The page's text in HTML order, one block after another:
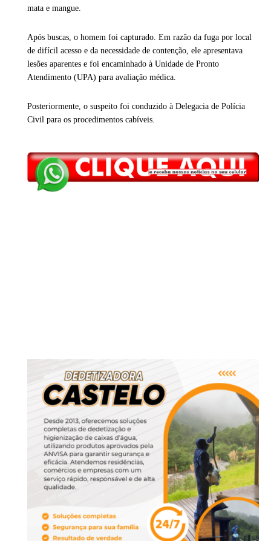
mata e mangue.
Após buscas, o homem foi capturado. Em razão da fuga por local
de difícil acesso e da necessidade de contenção, ele apresentava
lesões aparentes e foi encaminhado à Unidade de Pronto
Atendimento (UPA) para avaliação médica.
Posteriormente, o suspeito foi conduzido à Delegacia de Polícia
Civil para os procedimentos cabíveis.